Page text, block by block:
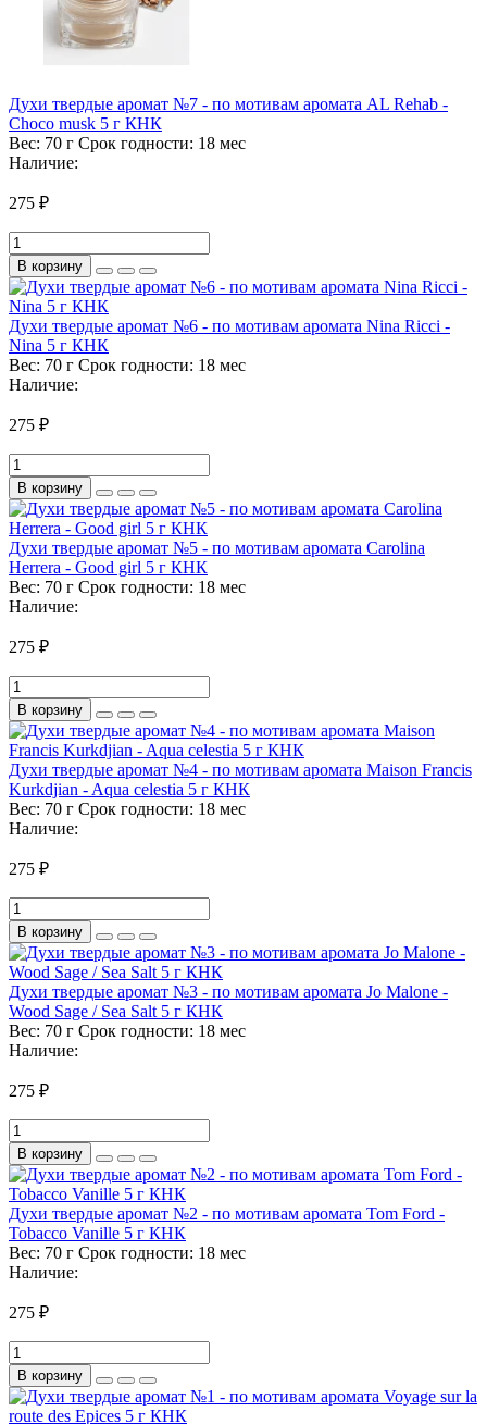
Духи твердые аромат №7 - по мотивам аромата AL Rehab -
Choco musk 5 г КНК
Вес: 70 г Срок годности: 18 мес
Наличие:
275 ₽
В корзину
Духи твердые аромат №6 - по мотивам аромата Nina Ricci -
Nina 5 г КНК
Вес: 70 г Срок годности: 18 мес
Наличие:
275 ₽
В корзину
Духи твердые аромат №5 - по мотивам аромата Carolina
Herrera - Good girl 5 г КНК
Вес: 70 г Срок годности: 18 мес
Наличие:
275 ₽
В корзину
Духи твердые аромат №4 - по мотивам аромата Maison Francis
Kurkdjian - Aqua celestia 5 г КНК
Вес: 70 г Срок годности: 18 мес
Наличие:
275 ₽
В корзину
Духи твердые аромат №3 - по мотивам аромата Jo Malone -
Wood Sage / Sea Salt 5 г КНК
Вес: 70 г Срок годности: 18 мес
Наличие:
275 ₽
В корзину
Духи твердые аромат №2 - по мотивам аромата Tom Ford -
Tobacco Vanille 5 г КНК
Вес: 70 г Срок годности: 18 мес
Наличие:
275 ₽
В корзину